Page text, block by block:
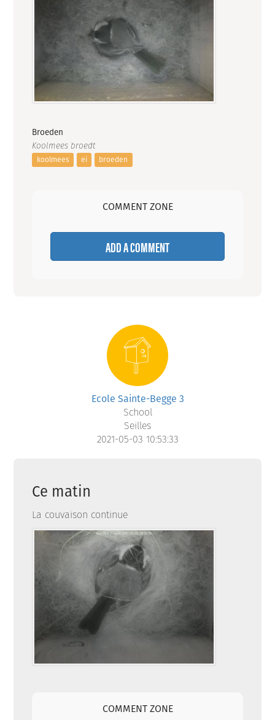
Broeden
Koolmees broedt
koolmees ei broeden
COMMENT ZONE
ADD A COMMENT
Ecole Sainte-Begge 3
School
Seilles
2021-05-03 10:53:33
Ce matin
La couvaison continue
COMMENT ZONE